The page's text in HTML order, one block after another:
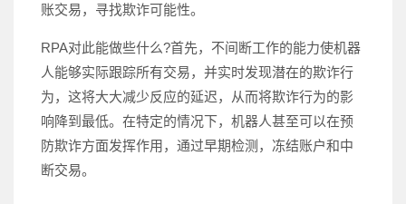
账交易，寻找欺诈可能性。
RPA对此能做些什么?首先，不间断工作的能力使机器
人能够实际跟踪所有交易，并实时发现潜在的欺诈行
为，这将大大减少反应的延迟，从而将欺诈行为的影
响降到最低。在特定的情况下，机器人甚至可以在预
防欺诈方面发挥作用，通过早期检测，冻结账户和中
断交易。